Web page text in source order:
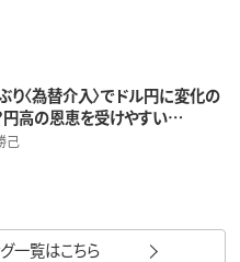
り〈為替介入〉でドル円に変化の
円高の恩恵を受けやすい…
己
一覧はこちら